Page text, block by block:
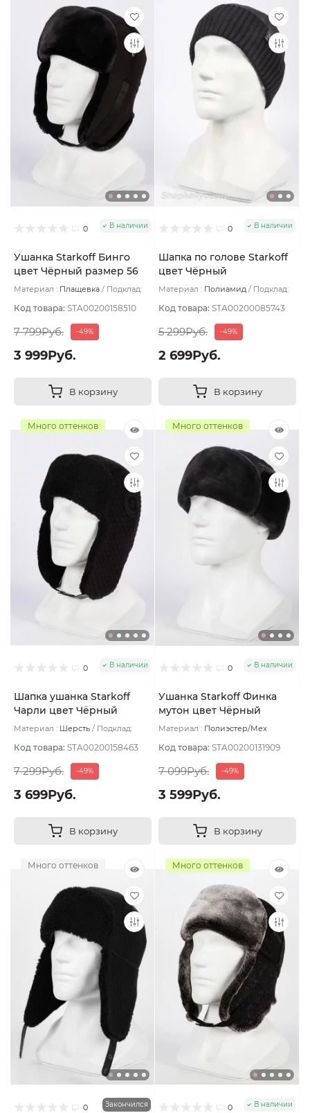
0 В наличии
Ушанка Starkoff Бинго
цвет Чёрный размер 56
Материал : Плащевка
Подклад:
Код товара: STA00200158510
7 799Руб. -49%
3 999Руб.
В корзину
0 В наличии
Шапка по голове Starkoff
цвет Чёрный
Материал : Полиамид
Подклад:
Код товара: STA00200085743
5 299Руб. -49%
2 699Руб.
В корзину
Много оттенков
0 В наличии
Шапка ушанка Starkoff
Чарли цвет Чёрный
размер 56-58
Материал : Шерсть
Подклад:
Код товара: STA00200158463
7 299Руб. -49%
3 699Руб.
В корзину
Много оттенков
0 В наличии
Ушанка Starkoff Финка
мутон цвет Чёрный
размер 59
Материал : Полиэстер/Мех
Код товара: STA00200131909
7 099Руб. -49%
3 599Руб.
В корзину
Много оттенков
0 Закончился
Много оттенков
0 В наличии